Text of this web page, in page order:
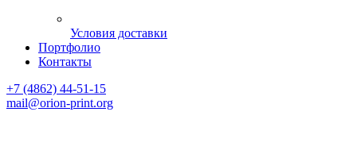
Условия доставки
Портфолио
Контакты
+7 (4862) 44-51-15
mail@orion-print.org